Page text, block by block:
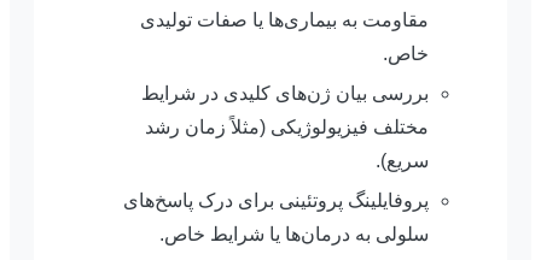
مقاومت به بیماری‌ها یا صفات تولیدی
خاص.
بررسی بیان ژن‌های کلیدی در شرایط
مختلف فیزیولوژیکی (مثلاً زمان رشد
سریع).
پروفایلینگ پروتئینی برای درک پاسخ‌های
سلولی به درمان‌ها یا شرایط خاص.